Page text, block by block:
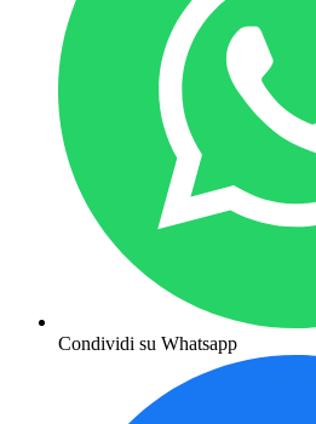
Condividi su Whatsapp